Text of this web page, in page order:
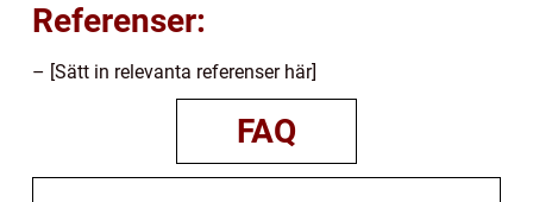
Referenser:
– [Sätt in relevanta referenser här]
FAQ